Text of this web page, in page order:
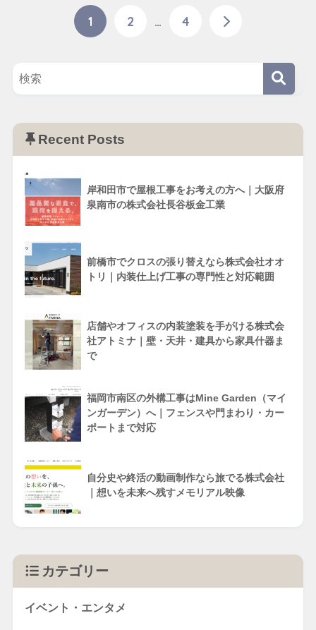
1 2 … 4
Recent Posts
岸和田市で屋根工事をお考えの方へ｜大阪府
泉南市の株式会社長谷板金工業
前橋市でクロスの張り替えなら株式会社オオ
トリ｜内装仕上げ工事の専門性と対応範囲
店舗やオフィスの内装塗装を手がける株式会
社アトミナ｜壁・天井・建具から家具什器ま
で
福岡市南区の外構工事はMine Garden（マイ
ンガーデン）へ｜フェンスや門まわり・カー
ポートまで対応
自分史や終活の動画制作なら旅でる株式会社
｜想いを未来へ残すメモリアル映像
カテゴリー
イベント・エンタメ